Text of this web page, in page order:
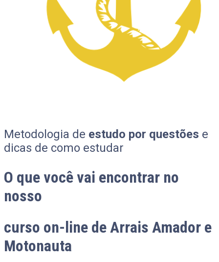
Metodologia de estudo por questões e
dicas de como estudar
O que você vai encontrar no
nosso
curso on-line de Arrais Amador e
Motonauta